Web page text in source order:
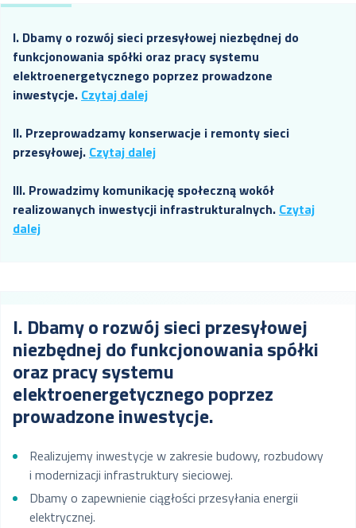
I. Dbamy o rozwój sieci przesyłowej niezbędnej do
funkcjonowania spółki oraz pracy systemu
elektroenergetycznego poprzez prowadzone
inwestycje. Czytaj dalej
II. Przeprowadzamy konserwacje i remonty sieci
przesyłowej. Czytaj dalej
III. Prowadzimy komunikację społeczną wokół
realizowanych inwestycji infrastrukturalnych. Czytaj
dalej
I. Dbamy o rozwój sieci przesyłowej
niezbędnej do funkcjonowania spółki
oraz pracy systemu
elektroenergetycznego poprzez
prowadzone inwestycje.
Realizujemy inwestycje w zakresie budowy, rozbudowy
i modernizacji infrastruktury sieciowej.
Dbamy o zapewnienie ciągłości przesyłania energii
elektrycznej.